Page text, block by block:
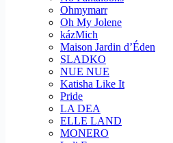
Ohmymarr
Oh My Jolene
kázMich
Maison Jardin d’Éden
SLADKO
NUE NUE
Katisha Like It
Pride
LA DEA
ELLE LAND
MONERO